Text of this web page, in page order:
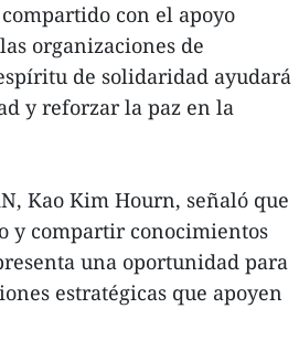
con el apoyo
organizaciones de
de solidaridad ayudará
y reforzar la paz en la
Kao Kim Hourn, señaló que
y compartir conocimientos
una oportunidad para
estratégicas que apoyen